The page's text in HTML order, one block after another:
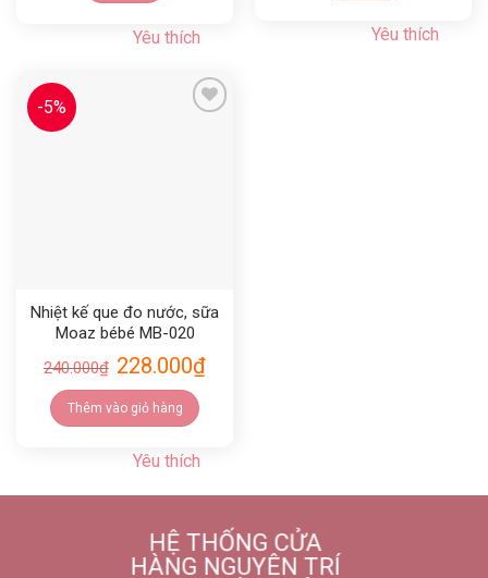
Yêu thích Yêu thích
-5%
Nhiệt kế que đo nước, sữa
Moaz bébé MB-020
240.000₫ 228.000₫
Thêm vào giỏ hàng
Yêu thích
HỆ THỐNG CỬA
HÀNG NGUYÊN TRÍ